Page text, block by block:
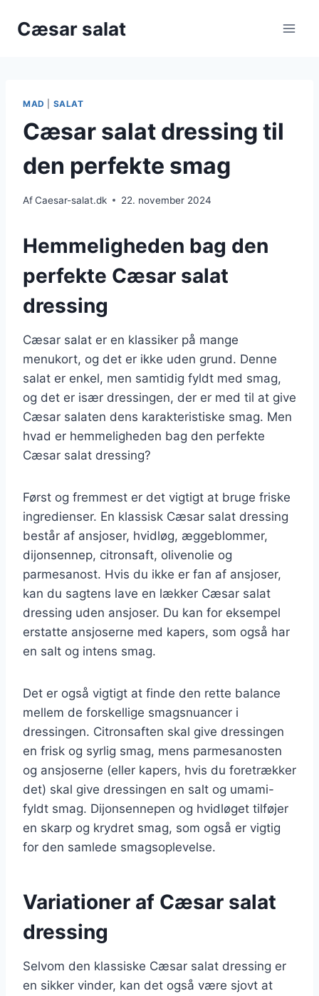
Cæsar salat
MAD SALAT
Cæsar salat dressing til
den perfekte smag
AfCaesar-salat.dk 22. november 2024
Hemmeligheden bag den
perfekte Cæsar salat
dressing
Cæsar salat er en klassiker på mange
menukort, og det er ikke uden grund. Denne
salat er enkel, men samtidig fyldt med smag,
og det er især dressingen, der er med til at give
Cæsar salaten dens karakteristiske smag. Men
hvad er hemmeligheden bag den perfekte
Cæsar salat dressing?
Først og fremmest er det vigtigt at bruge friske
ingredienser. En klassisk Cæsar salat dressing
består af ansjoser, hvidløg, æggeblommer,
dijonsennep, citronsaft, olivenolie og
parmesanost. Hvis du ikke er fan af ansjoser,
kan du sagtens lave en lækker Cæsar salat
dressing uden ansjoser. Du kan for eksempel
erstatte ansjoserne med kapers, som også har
en salt og intens smag.
Det er også vigtigt at finde den rette balance
mellem de forskellige smagsnuancer i
dressingen. Citronsaften skal give dressingen
en frisk og syrlig smag, mens parmesanosten
og ansjoserne (eller kapers, hvis du foretrækker
det) skal give dressingen en salt og umami-
fyldt smag. Dijonsennepen og hvidløget tilføjer
en skarp og krydret smag, som også er vigtig
for den samlede smagsoplevelse.
Variationer af Cæsar salat
dressing
Selvom den klassiske Cæsar salat dressing er
en sikker vinder, kan det også være sjovt at